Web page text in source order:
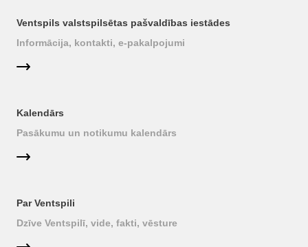
Ventspils valstspilsētas pašvaldības iestādes
Informācija, kontakti, e-pakalpojumi
Kalendārs
Pasākumu un notikumu kalendārs
Par Ventspili
Dzīve Ventspilī, vide, fakti, vēsture